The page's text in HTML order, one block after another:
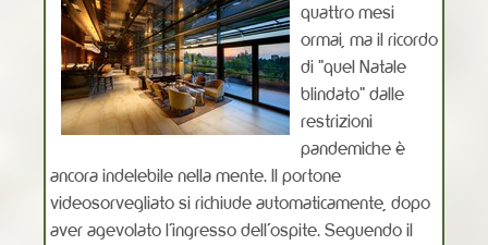
quattro mesi
ormai, ma il ricordo
di "quel Natale
blindato" dalle
restrizioni
pandemiche è
ancora indelebile nella mente. Il portone
videosorvegliato si richiude automaticamente, dopo
aver agevolato l’ingresso dell’ospite. Seguendo il